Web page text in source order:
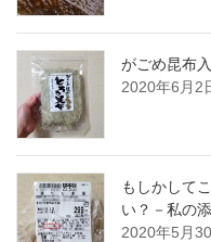
がごめ昆布
2020年6月2
もしかして
い？－私の
2020年5月